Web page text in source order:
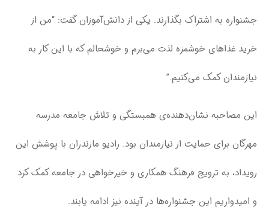
جشنواره به اشتراک بگذارند. یکی از دانش‌آموزان گفت: “من از
خرید غذاهای خوشمزه لذت می‌برم و خوشحالم که با این کار به
نیازمندان کمک می‌کنیم.”
این مصاحبه نشان‌دهنده‌ی همبستگی و تلاش جامعه مدرسه
مهرگان برای حمایت از نیازمندان بود. رادیو مازندران با پوشش این
رویداد، به ترویج فرهنگ همکاری و خیرخواهی در جامعه کمک کرد
و امیدواریم این جشنواره‌ها در آینده نیز ادامه یابند.